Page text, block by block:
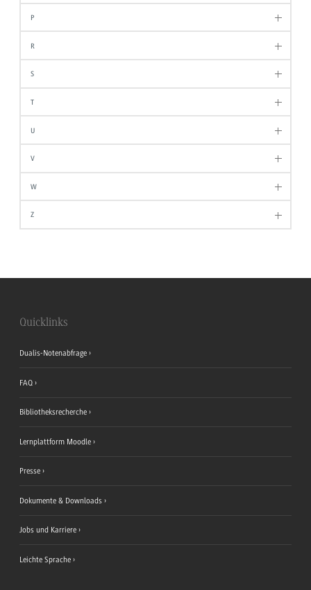
P
R
S
T
U
V
W
Z
Quicklinks
Dualis-Notenabfrage
FAQ
Bibliotheksrecherche
Lernplattform Moodle
Presse
Dokumente & Downloads
Jobs und Karriere
Leichte Sprache